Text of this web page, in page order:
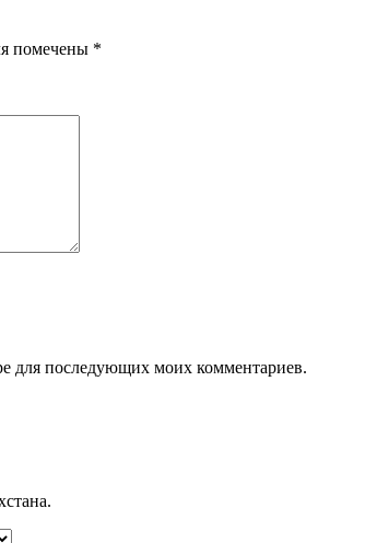
помечены *
для последующих моих комментариев.